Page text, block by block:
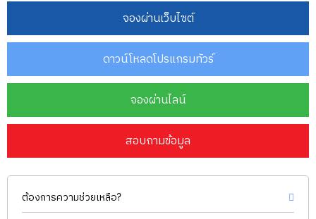
จองผ่านเว็บไซต์
ดาวน์โหลดโปรแกรมทัวร์
จองผ่านไลน์
สอบถามข้อมูล
ต้องการความช่วยเหลือ?